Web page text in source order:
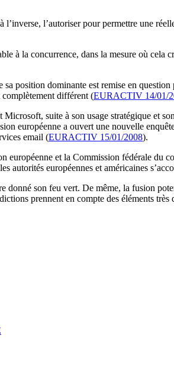
l’autoriser pour permettre une
à la concurrence, dans la mesure où
position dominante est remise en
différent (EURACTIV 14/01/
suite à son usage stratégique et
européenne a ouvert une nouvelle
email (EURACTIV 15/01/2008).
européenne et la Commission fédérale du
européennes et américaines
son feu vert. De même, la fusion
prennent en compte des éléments